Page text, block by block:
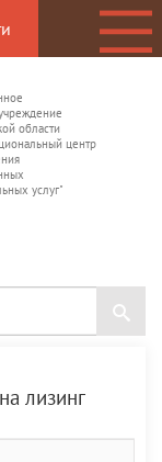
области
центр
услуг"
лизинг